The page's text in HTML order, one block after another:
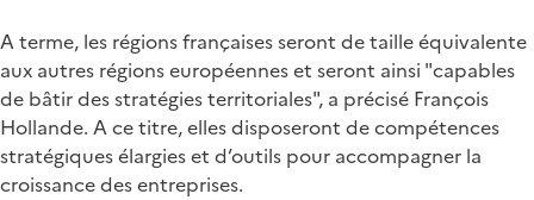
A terme, les régions françaises seront de taille équivalente
aux autres régions européennes et seront ainsi "capables
de bâtir des stratégies territoriales", a précisé François
Hollande. A ce titre, elles disposeront de compétences
stratégiques élargies et d’outils pour accompagner la
croissance des entreprises.